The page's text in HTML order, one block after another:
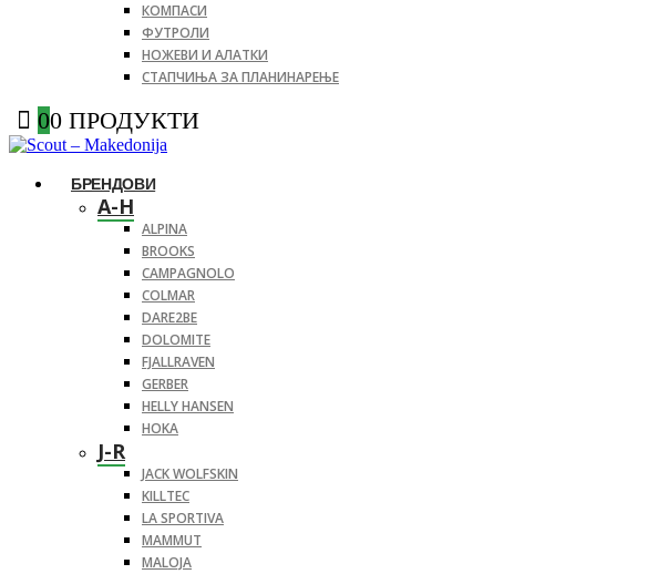
КОМПАСИ
ФУТРОЛИ
НОЖЕВИ И АЛАТКИ
СТАПЧИЊА ЗА ПЛАНИНАРЕЊЕ
00 ПРОДУКТИ
БРЕНДОВИ
A-H
ALPINA
BROOKS
CAMPAGNOLO
COLMAR
DARE2BE
DOLOMITE
FJALLRAVEN
GERBER
HELLY HANSEN
HOKA
J-R
JACK WOLFSKIN
KILLTEC
LA SPORTIVA
MAMMUT
MALOJA